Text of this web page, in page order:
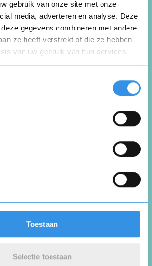
gebruik van onze site met onze
media, adverteren en analyse. Deze
gegevens combineren met andere
ze heeft verstrekt of die ze hebben
van uw gebruik van hun services.
Toestaan
Selectie toestaan
je ervaring *